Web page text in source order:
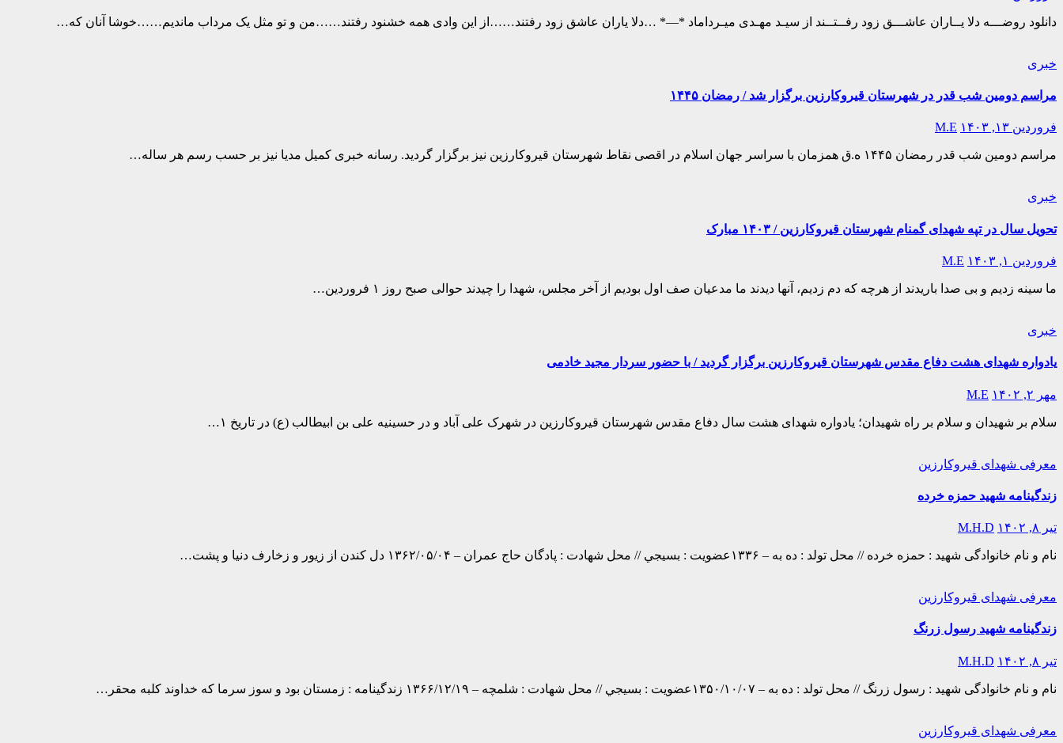
دانلود روضـــه دلا یــاران عاشـــق زود رفــتــند از سیـد مهـدی میـرداماد *—* …دلا یاران عاشق زود رفتند……از این وادی همه خشنود رفتند……من و تو مثل یک مرداب ماندیم……خوشا آنان که…
خبری
مراسم دومین شب قدر در شهرستان قیروکارزین برگزار شد / رمضان ۱۴۴۵
فروردین ۱۳, ۱۴۰۳ M.E
مراسم دومین شب قدر رمضان ۱۴۴۵ ه.ق همزمان با سراسر جهان اسلام در اقصی نقاط شهرستان قیروکارزین نیز برگزار گردید. رسانه خبری کمیل مدیا نیز بر حسب رسم هر ساله…
خبری
تحویل سال در تپه شهدای گمنام شهرستان قیروکارزین / ۱۴۰۳ مبارک
فروردین ۱, ۱۴۰۳ M.E
ما سینه زدیم و بی صدا باریدند از هرچه که دم زدیم، آنها دیدند ما مدعیان صف اول بودیم از آخر مجلس، شهدا را چیدند حوالی صبح روز ۱ فروردین…
خبری
یادواره شهدای هشت دفاع مقدس شهرستان قیروکارزین برگزار گردید / با حضور سردار مجید خادمی
مهر ۲, ۱۴۰۲ M.E
سلام بر شهیدان و سلام بر راه شهیدان؛ یادواره شهدای هشت سال دفاع مقدس شهرستان قیروکارزین در شهرک علی آباد و در حسینیه علی بن ابیطالب (ع) در تاریخ ۱…
معرفی شهدای قیروکارزین
زندگینامه شهید حمزه خرده
تیر ۸, ۱۴۰۲ M.H.D
نام و نام خانوادگی شهید : حمزه خرده // محل تولد : ده به – ۱۳۳۶عضویت : بسيجي // محل شهادت : پادگان حاج عمران – ۱۳۶۲/۰۵/۰۴ دل کندن از زیور و زخارف دنیا و پشت…
معرفی شهدای قیروکارزین
زندگینامه شهید رسول زرنگ
تیر ۸, ۱۴۰۲ M.H.D
نام و نام خانوادگی شهید : رسول زرنگ // محل تولد : ده به – ۱۳۵۰/۱۰/۰۷عضویت : بسيجي // محل شهادت : شلمچه – ۱۳۶۶/۱۲/۱۹ زندگینامه : زمستان بود و سوز سرما که خداوند کلبه محقر…
معرفی شهدای قیروکارزین